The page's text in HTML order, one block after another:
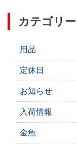
カテゴリー
用品
定休日
お知らせ
入荷情報
金魚